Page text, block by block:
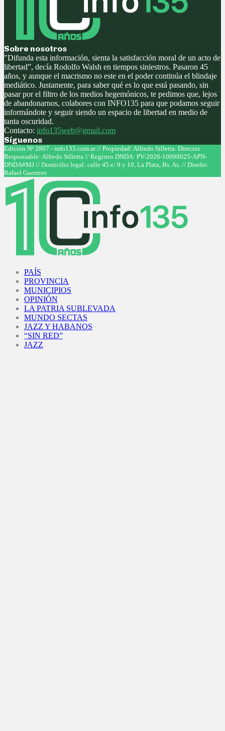
Sobre nosotros
"Difunda esta información, sienta la satisfacción moral de un acto de
libertad”, decía Rodolfo Walsh en tiempos siniestros. Pasaron 45
años, y aunque el macrismo no este en el poder continúa el blindaje
mediático. Justamente, para saber qué es lo que está pasando, sin
pasar por el filtro de los medios hegemónicos, te pedimos que, lejos
de abandonarnos, colabores con INFO135 para que podamos seguir
informándote y seguir siendo un espacio de libertad en medio de
tanta oscuridad.
Contacto: info135web@gmail.com
Síguenos
Facebook
Twitter
Instagram
Youtube
Edición Nº 2807 - info135.com.ar // Propiedad: Alfredo Silletta. Director
Responsable: Alfredo Silletta // Registro DNDA: PV-2026-10090025-APN-
DNDA#MJ // Domicilio legal: calle 45 e/ 9 y 10, La Plata, Bs. As. // Diseño:
Rafael Guerrero
PAÍS
PROVINCIA
MUNICIPIOS
OPINIÓN
LA PATRIA SUBLEVADA
MUNDO SECTAS
JAZZ Y HABANOS
“SIN RED”
JAZZ